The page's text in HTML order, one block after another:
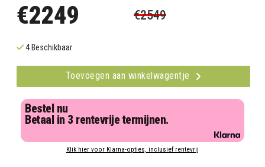
€2249 €2549
4 Beschikbaar
Toevoegen aan winkelwagentje
Bestel nu
Betaal in 3 rentevrije termijnen.
Klik hier voor Klarna-opties, inclusief rentevrij